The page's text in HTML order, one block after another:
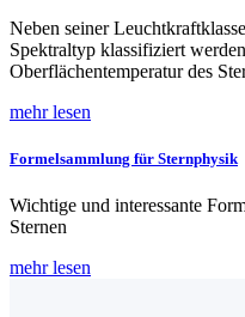
Neben seiner
Spektraltyp klassifiziert
Oberflächentemperatur des
mehr lesen
Formelsammlung für Sternphysik
Wichtige und interessante
Sternen
mehr lesen